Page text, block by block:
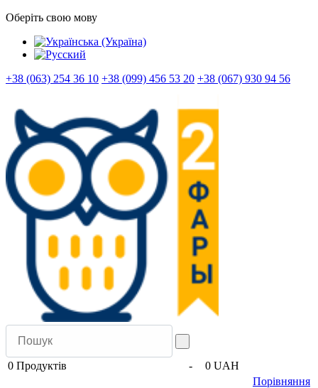
Оберіть свою мову
+38 (063) 254 36 10 +38 (099) 456 53 20 +38 (067) 930 94 56
0 Продуктів -
0 UAH
Порівняння